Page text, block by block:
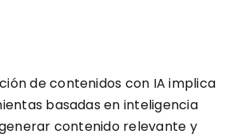
de contenidos con IA implica
basadas en inteligencia
contenido relevante y